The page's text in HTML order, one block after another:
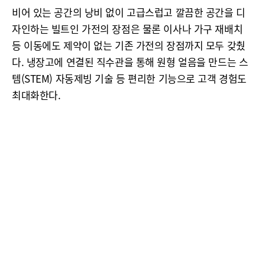
비어 있는 공간의 낭비 없이 고급스럽고 깔끔한 공간을 디
자인하는 빌트인 가전의 장점은 물론 이사나 가구 재배치
등 이동에도 제약이 없는 기존 가전의 장점까지 모두 갖췄
다. 냉장고에 연결된 직수관을 통해 원형 얼음을 만드는 스
템(STEM) 자동제빙 기술 등 편리한 기능으로 고객 경험도
최대화한다.